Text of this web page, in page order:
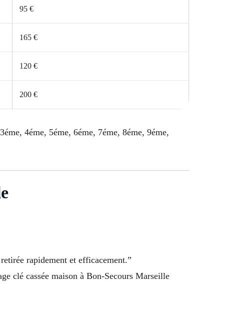
95 €
165 €
120 €
200 €
4éme, 5éme, 6éme, 7éme, 8éme, 9éme,
rapidement et efficacement.”
clé cassée maison à Bon-Secours Marseille